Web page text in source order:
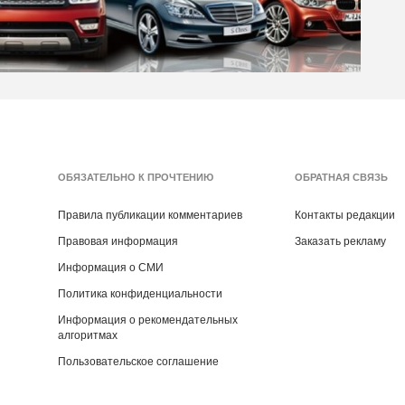
ОБЯЗАТЕЛЬНО К ПРОЧТЕНИЮ
Правила публикации комментариев
Правовая информация
Информация о СМИ
Политика конфиденциальности
Информация о рекомендательных
алгоритмах
Пользовательское соглашение
ОБРАТНАЯ СВЯЗЬ
Контакты редакции
Заказать рекламу